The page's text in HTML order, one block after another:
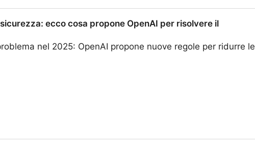
ecco cosa propone OpenAI per risolvere il
nel 2025: OpenAI propone nuove regole per ridurre le